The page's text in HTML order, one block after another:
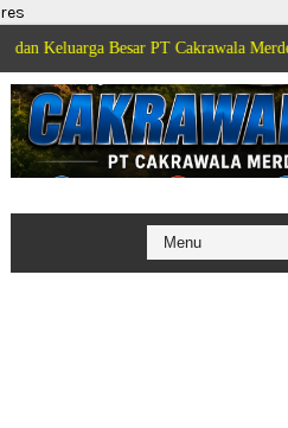
res
Besar PT Cakrawala Merdeka